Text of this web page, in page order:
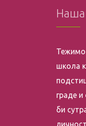
школа
граде
би